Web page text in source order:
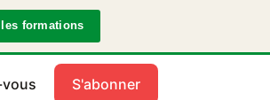
formations
S'abonner